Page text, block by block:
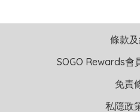
條款
SOGO Rewards會
免責
私隱政